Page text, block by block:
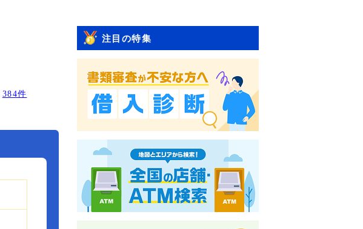
384件
注目の特集